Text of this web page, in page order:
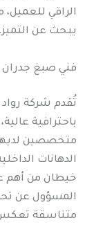
الراقي
يبحث عن التميز.
فني صبغ
تُقدم شركة
باحترافية
متخصصين
الدهانات
خيطان من أهم
المسؤول عن
متناسقة تعكس